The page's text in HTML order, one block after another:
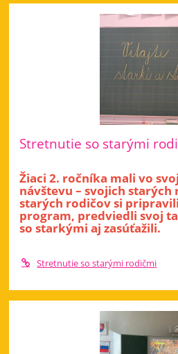
Stretnutie so starými
Žiaci 2. ročníka mali vo
návštevu – svojich starých
starých rodičov si
program, predviedli svoj
so starkými aj zasúťažili.
Stretnutie so starými rodičmi